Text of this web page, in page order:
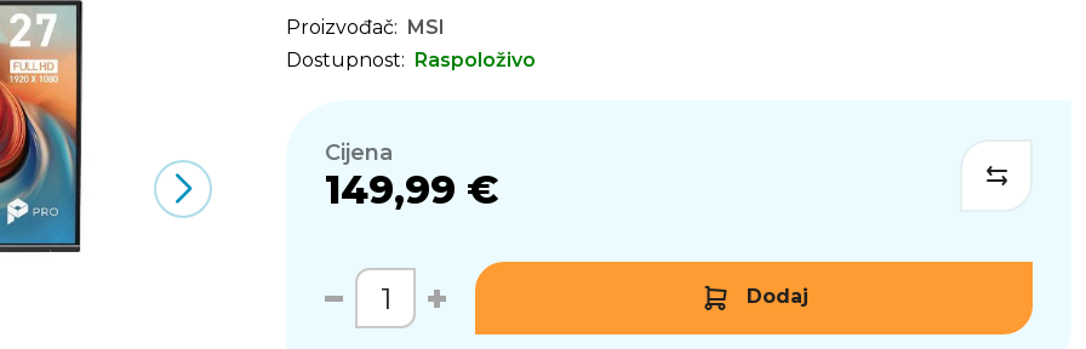
Proizvođač: MSI
Dostupnost: Raspoloživo
Cijena
149,99 €
Dodaj